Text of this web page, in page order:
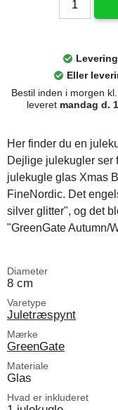
Eller
Bestil inden i morgen
leveret mandag d.
Her finder du en
Dejlige julekugler ser
julekugle glas Xmas
FineNordic. Det
silver glitter", og det
"GreenGate Autumn/
Diameter
8 cm
Varetype
Juletræspynt
Mærke
GreenGate
Materiale
Glas
Hvad er inkluderet